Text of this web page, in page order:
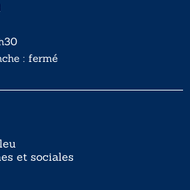
: fermé
et sociales